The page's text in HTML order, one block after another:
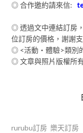
◎ 合作邀約請來信:
◎ 透過文中連結訂房
位訂房的價格，謝謝
◎ <活動‧體驗>類別
◎ 文章與照片版權所
rurubu訂房 樂天訂房